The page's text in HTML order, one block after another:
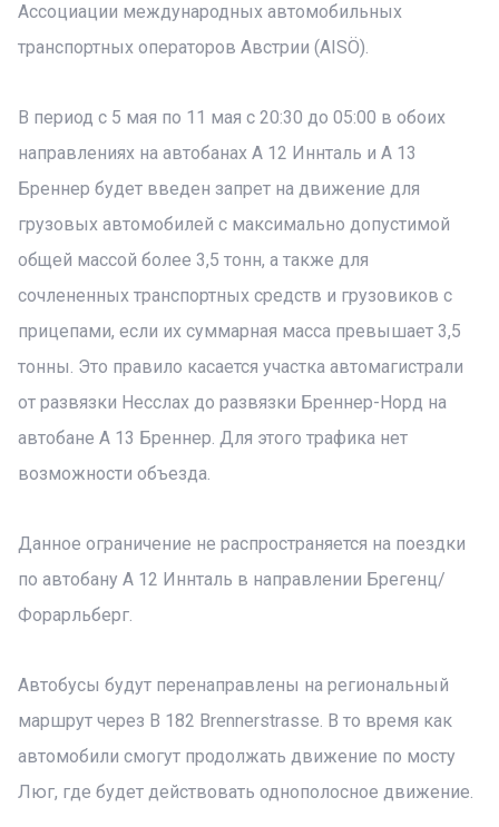
Ассоциации международных автомобильных
транспортных операторов Австрии (AISÖ).
В период с 5 мая по 11 мая с 20:30 до 05:00 в обоих
направлениях на автобанах A 12 Иннталь и A 13
Бреннер будет введен запрет на движение для
грузовых автомобилей с максимально допустимой
общей массой более 3,5 тонн, а также для
сочлененных транспортных средств и грузовиков с
прицепами, если их суммарная масса превышает 3,5
тонны. Это правило касается участка автомагистрали
от развязки Несслах до развязки Бреннер-Норд на
автобане A 13 Бреннер. Для этого трафика нет
возможности объезда.
Данное ограничение не распространяется на поездки
по автобану A 12 Иннталь в направлении Брегенц/
Форарльберг.
Автобусы будут перенаправлены на региональный
маршрут через B 182 Brennerstrasse. В то время как
автомобили смогут продолжать движение по мосту
Люг, где будет действовать однополосное движение.